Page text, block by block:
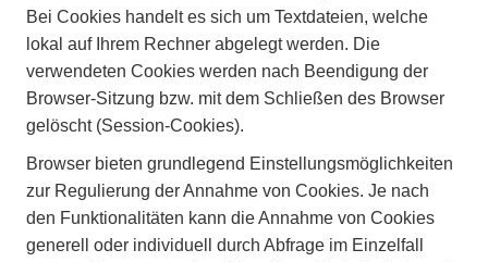
Bei Cookies handelt es sich um Textdateien, welche
lokal auf Ihrem Rechner abgelegt werden. Die
verwendeten Cookies werden nach Beendigung der
Browser-Sitzung bzw. mit dem Schließen des Browser
gelöscht (Session-Cookies).
Browser bieten grundlegend Einstellungsmöglichkeiten
zur Regulierung der Annahme von Cookies. Je nach
den Funktionalitäten kann die Annahme von Cookies
generell oder individuell durch Abfrage im Einzelfall